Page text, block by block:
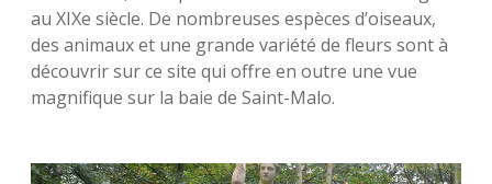
au XIXe siècle. De nombreuses espèces d’oiseaux,
des animaux et une grande variété de fleurs sont à
découvrir sur ce site qui offre en outre une vue
magnifique sur la baie de Saint-Malo.